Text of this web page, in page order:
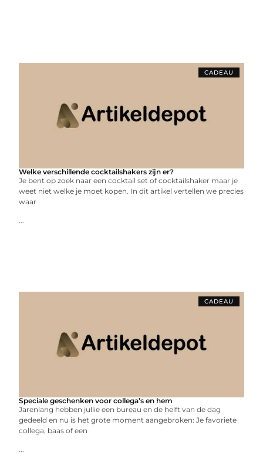
CADEAU
Welke verschillende cocktailshakers zijn er?
Je bent op zoek naar een cocktail set of cocktailshaker maar je
weet niet welke je moet kopen. In dit artikel vertellen we precies
waar
...
CADEAU
Speciale geschenken voor collega’s en hem
Jarenlang hebben jullie een bureau en de helft van de dag
gedeeld en nu is het grote moment aangebroken: Je favoriete
collega, baas of een
...